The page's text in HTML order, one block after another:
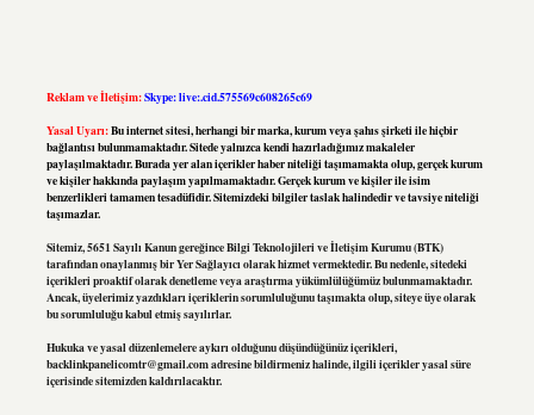
Reklam ve İletişim:Skype: live:.cid.575569c608265c69
Yasal Uyarı:Bu internet sitesi, herhangi bir marka, kurum veya şahıs şirketi ile hiçbir
bağlantısı bulunmamaktadır. Sitede yalnızca kendi hazırladığımız makaleler
paylaşılmaktadır. Burada yer alan içerikler haber niteliği taşımamakta olup, gerçek kurum
ve kişiler hakkında paylaşım yapılmamaktadır. Gerçek kurum ve kişiler ile isim
benzerlikleri tamamen tesadüfidir. Sitemizdeki bilgiler taslak halindedir ve tavsiye niteliği
taşımazlar.
Sitemiz, 5651 Sayılı Kanun gereğince Bilgi Teknolojileri ve İletişim Kurumu (BTK)
tarafından onaylanmış bir Yer Sağlayıcı olarak hizmet vermektedir. Bu nedenle, sitedeki
içerikleri proaktif olarak denetleme veya araştırma yükümlülüğümüz bulunmamaktadır.
Ancak, üyelerimiz yazdıkları içeriklerin sorumluluğunu taşımakta olup, siteye üye olarak
bu sorumluluğu kabul etmiş sayılırlar.
Hukuka ve yasal düzenlemelere aykırı olduğunu düşündüğünüz içerikleri,
backlinkpanelicomtr@gmail.comadresine bildirmeniz halinde, ilgili içerikler yasal süre
içerisinde sitemizden kaldırılacaktır.